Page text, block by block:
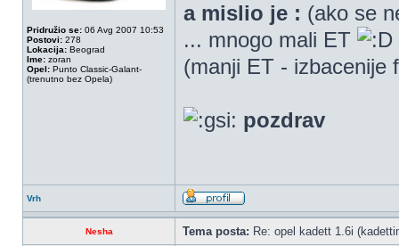
Pridružio se: 06 Avg 2007 10:53
Postovi: 278
Lokacija: Beograd
Ime: zoran
Opel: Punto Classic-Galant-
(trenutno bez Opela)
a mislio je : (ako se
... mnogo mali ET
(manji ET - izbacenije
pozdrav
Vrh
Nesha Tema posta: Re: opel kadett 1.6i